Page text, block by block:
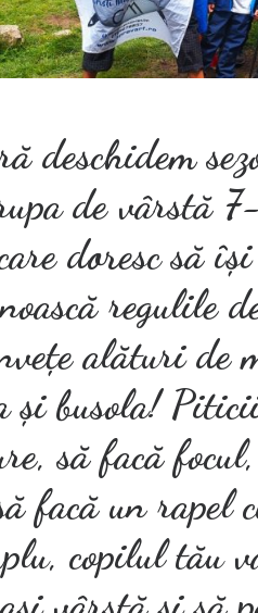
deschidem
de vârstă
doresc să
regulile
alături de
busola!
să facă
facă un rapel
copilul tău